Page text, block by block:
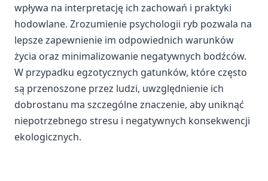
wpływa na interpretację ich zachowań i praktyki
hodowlane. Zrozumienie psychologii ryb pozwala na
lepsze zapewnienie im odpowiednich warunków
życia oraz minimalizowanie negatywnych bodźców.
W przypadku egzotycznych gatunków, które często
są przenoszone przez ludzi, uwzględnienie ich
dobrostanu ma szczególne znaczenie, aby uniknąć
niepotrzebnego stresu i negatywnych konsekwencji
ekologicznych.